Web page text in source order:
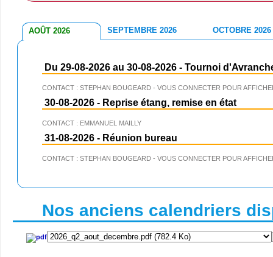
AOÛT 2026 SEPTEMBRE 2026 OCTOBRE 2026
Du 29-08-2026 au 30-08-2026 - Tournoi
CONTACT : STEPHAN BOUGEARD - VOUS CONNECTER POUR
30-08-2026 - Reprise étang, remise en état
CONTACT : EMMANUEL MAILLY
31-08-2026 - Réunion bureau
CONTACT : STEPHAN BOUGEARD - VOUS CONNECTER POUR
Nos anciens calendriers